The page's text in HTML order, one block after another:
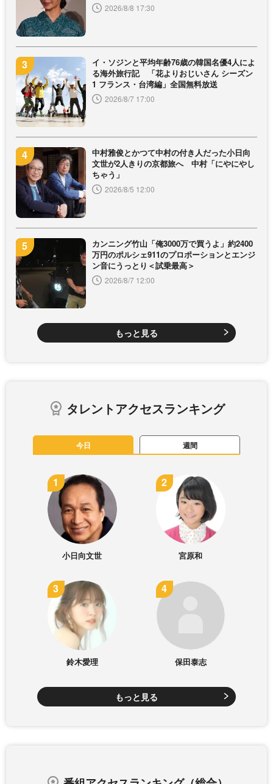
2026/8/8 17:30
イ・ソジンと平均年齢76歳の韓国名優4人によ
る海外旅行記 「花よりおじいさん シーズン
1 フランス・台湾編」全国無料放送
2026/8/7 17:00
中村雅俊とかつて中村の付き人だった小日向
文世が2人きりの京都旅へ 中村「にやにやし
ちゃう」
2026/8/5 12:00
カンニング竹山「俺3000万で買うよ」約2400
万円のポルシェ911のプロポーションとエンジ
ン音にうっとり＜試乗最高＞
2026/8/7 12:00
もっと見る
タレントアクセスランキング
今日 週間
小日向文世 宮原和
鈴木愛理 保田泰志
もっと見る